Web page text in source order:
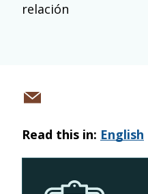
relación
Read this in: English
Share
email